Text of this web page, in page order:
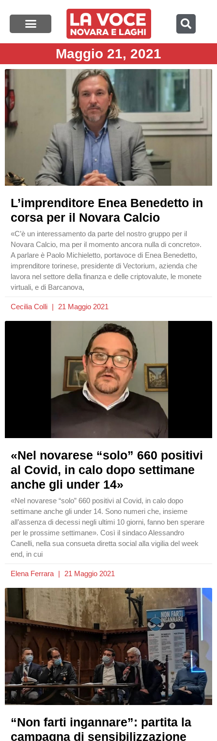
Maggio 21, 2021
L’imprenditore Enea Benedetto in
corsa per il Novara Calcio
«C’è un interessamento da parte del nostro gruppo per il
Novara Calcio, ma per il momento ancora nulla di concreto».
A parlare è Paolo Michieletto, portavoce di Enea Benedetto,
imprenditore torinese, presidente di Vectorium, azienda che
lavora nel settore della finanza e delle criptovalute, le monete
virtuali, e di Barcanova,
Cecilia Colli 21 Maggio 2021
«Nel novarese “solo” 660 positivi
al Covid, in calo dopo settimane
anche gli under 14»
«Nel novarese “solo” 660 positivi al Covid, in calo dopo
settimane anche gli under 14. Sono numeri che, insieme
all’assenza di decessi negli ultimi 10 giorni, fanno ben sperare
per le prossime settimane». Così il sindaco Alessandro
Canelli, nella sua consueta diretta social alla vigilia del week
end, in cui
Elena Ferrara 21 Maggio 2021
“Non farti ingannare”: partita la
campagna di sensibilizzazione